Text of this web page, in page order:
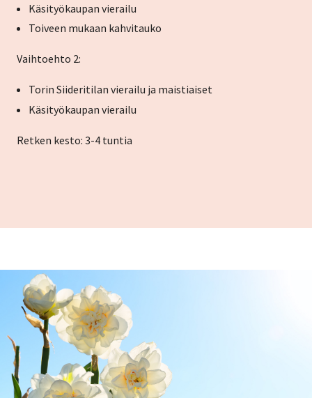
Käsityökaupan vierailu
Toiveen mukaan kahvitauko
Vaihtoehto 2:
Torin Siideritilan vierailu ja maistiaiset
Käsityökaupan vierailu
Retken kesto: 3-4 tuntia